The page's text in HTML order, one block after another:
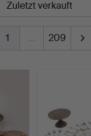
1 … 209